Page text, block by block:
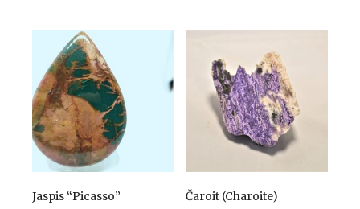
Jaspis “Picasso” Čaroit (Charoite)